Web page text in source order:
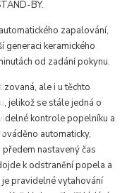
BY.
zapalování,
generaci keramického
od zadání pokynu.
ale i u těchto
jelikož se stále jedná o
kontrole popelníku a
automaticky,
nastavený čas
k odstranění popela a
pravidelné vytahování